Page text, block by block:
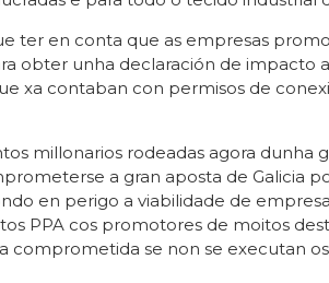
ter en conta que as empresas
obter unha declaración de impacto
xa contaban con permisos de
millonarios rodeadas agora dunha
a gran aposta de Galicia
en perigo a viabilidade de
PPA cos promotores de moitos
comprometida se non se executan os